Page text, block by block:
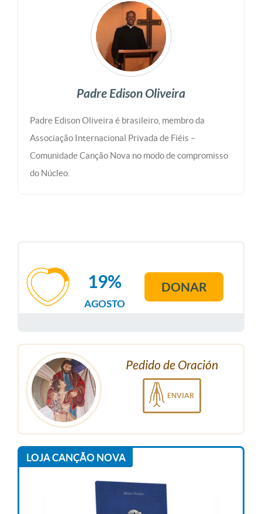
Padre Edison Oliveira
Padre Edison Oliveira é brasileiro, membro da
Associação Internacional Privada de Fiéis –
Comunidade Canção Nova no modo de compromisso
do Núcleo.
AGOSTO
19% DONAR
Pedido de Oración
ENVIAR
LOJA CANÇÃO NOVA